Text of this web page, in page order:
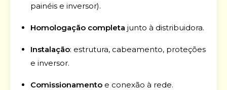
painéis e inversor).
Homologação completa junto à distribuidora.
Instalação: estrutura, cabeamento, proteções
e inversor.
Comissionamento e conexão à rede.